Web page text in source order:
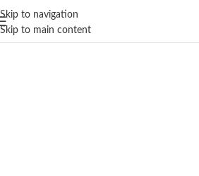
Skip to navigation
Skip to main content